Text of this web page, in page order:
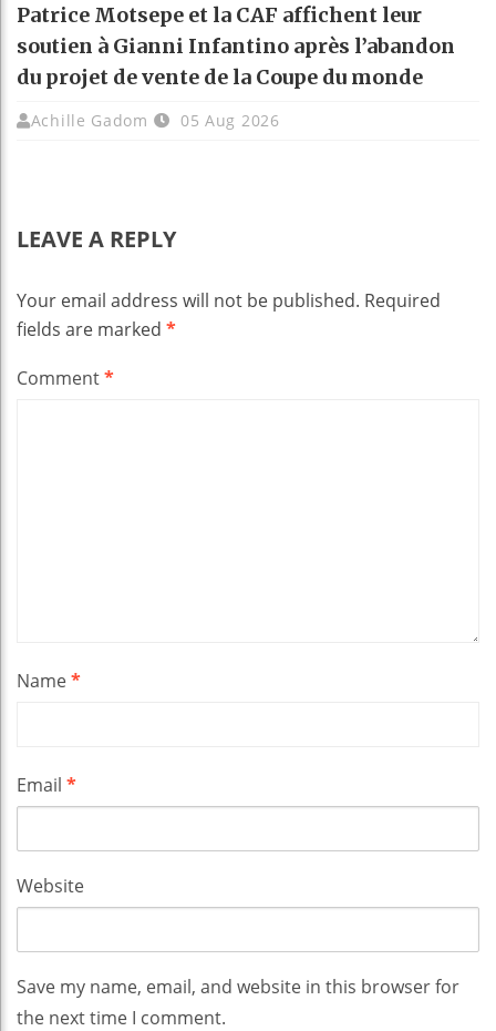
Patrice Motsepe et la CAF affichent leur
soutien à Gianni Infantino après l’abandon
du projet de vente de la Coupe du monde
Achille Gadom 05 Aug 2026
LEAVE A REPLY
Your email address will not be published. Required
fields are marked *
Comment*
Name*
Email *
Website
Save my name, email, and website in this browser for
the next time I comment.